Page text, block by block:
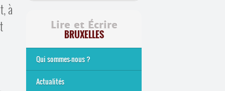
à
Lire et Écrire
BRUXELLES
Qui sommes-nous ?
Analphabétisme et illettrisme
L’alphabétisation populaire
Le mouvement Lire et Écrire
Nos missions
... Tous les articles
Actualités